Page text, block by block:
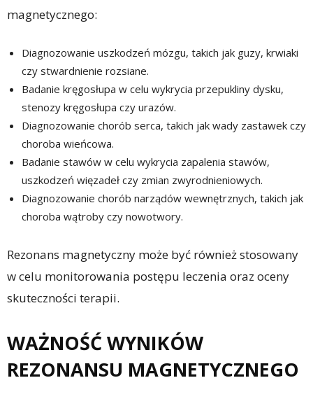
magnetycznego:
Diagnozowanie uszkodzeń mózgu, takich jak guzy, krwiaki
czy stwardnienie rozsiane.
Badanie kręgosłupa w celu wykrycia przepukliny dysku,
stenozy kręgosłupa czy urazów.
Diagnozowanie chorób serca, takich jak wady zastawek czy
choroba wieńcowa.
Badanie stawów w celu wykrycia zapalenia stawów,
uszkodzeń więzadeł czy zmian zwyrodnieniowych.
Diagnozowanie chorób narządów wewnętrznych, takich jak
choroba wątroby czy nowotwory.
Rezonans magnetyczny może być również stosowany
w celu monitorowania postępu leczenia oraz oceny
skuteczności terapii.
WAŻNOŚĆ WYNIKÓW
REZONANSU MAGNETYCZNEGO